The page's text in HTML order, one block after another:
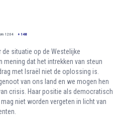
12:04 + 148
de situatie op de Westelijke
mening dat het intrekken van steun
met Israël niet de oplossing is.
van ons land en we mogen hen
crisis. Haar positie als democratisch
niet worden vergeten in licht van